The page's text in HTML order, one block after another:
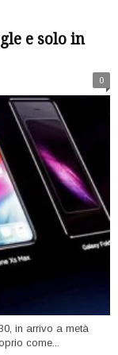
e solo in
0
in arrivo a metà
come...